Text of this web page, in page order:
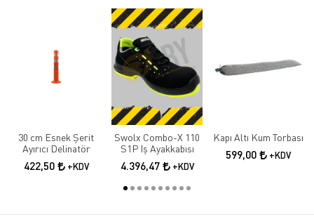
30 cm Esnek Şerit
Ayırıcı Delinatör
422,50 +KDV
Swolx Combo-X 110
S1P Iş Ayakkabısı
4.396,47 +KDV
Kapı Altı Kum Torbası
599,00 +KDV